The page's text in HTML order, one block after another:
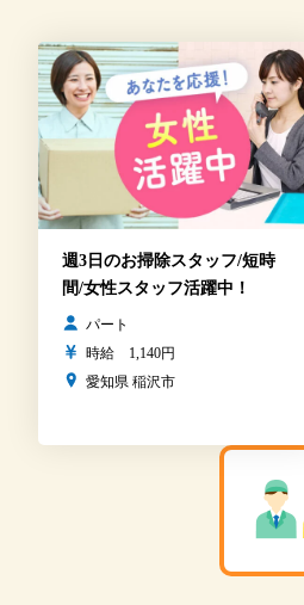
週3日のお掃除スタッフ/短時
間/女性スタッフ活躍中！
パート
時給 1,140円
愛知県 稲沢市